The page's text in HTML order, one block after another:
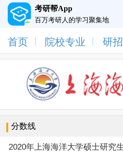
考研帮App
百万考研人的学习聚集地
首页 院校专业 研招
分数线